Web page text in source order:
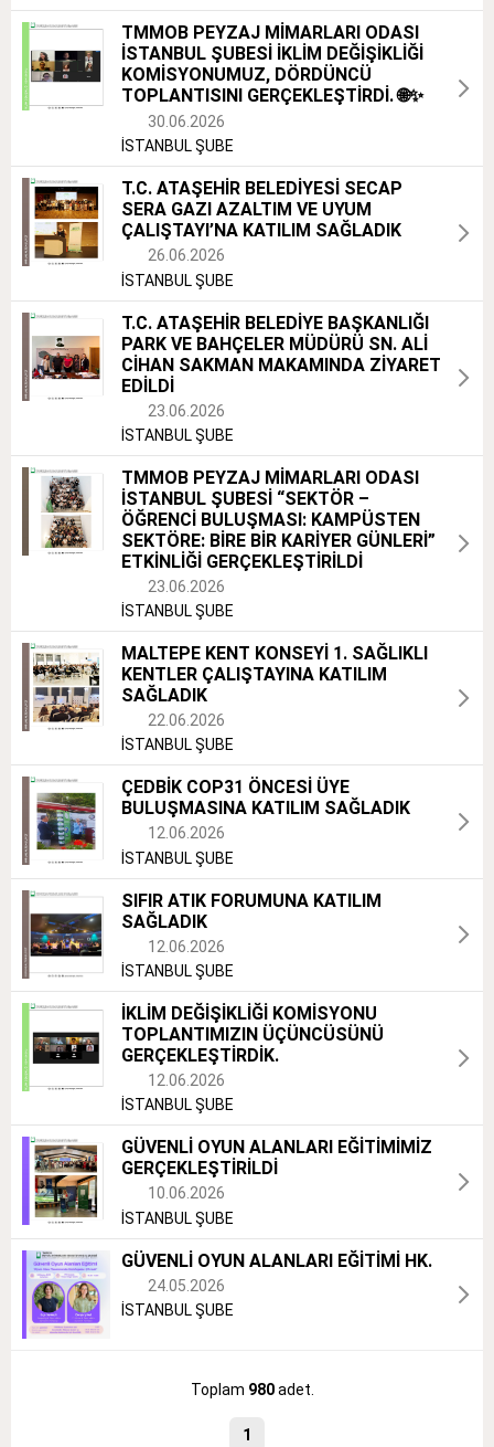
TMMOB PEYZAJ MİMARLARI ODASI
İSTANBUL ŞUBESİ İKLİM DEĞİŞİKLİĞİ
KOMİSYONUMUZ, DÖRDÜNCÜ
TOPLANTISINI GERÇEKLEŞTİRDİ. 🌐✨
30.06.2026
İSTANBUL ŞUBE
T.C. ATAŞEHİR BELEDİYESİ SECAP
SERA GAZI AZALTIM VE UYUM
ÇALIŞTAYI’NA KATILIM SAĞLADIK
26.06.2026
İSTANBUL ŞUBE
T.C. ATAŞEHİR BELEDİYE BAŞKANLIĞI
PARK VE BAHÇELER MÜDÜRÜ SN. ALİ
CİHAN SAKMAN MAKAMINDA ZİYARET
EDİLDİ
23.06.2026
İSTANBUL ŞUBE
TMMOB PEYZAJ MİMARLARI ODASI
İSTANBUL ŞUBESİ “SEKTÖR –
ÖĞRENCİ BULUŞMASI: KAMPÜSTEN
SEKTÖRE: BİRE BİR KARİYER GÜNLERİ”
ETKİNLİĞİ GERÇEKLEŞTİRİLDİ
23.06.2026
İSTANBUL ŞUBE
MALTEPE KENT KONSEYİ 1. SAĞLIKLI
KENTLER ÇALIŞTAYINA KATILIM
SAĞLADIK
22.06.2026
İSTANBUL ŞUBE
ÇEDBİK COP31 ÖNCESİ ÜYE
BULUŞMASINA KATILIM SAĞLADIK
12.06.2026
İSTANBUL ŞUBE
SIFIR ATIK FORUMUNA KATILIM
SAĞLADIK
12.06.2026
İSTANBUL ŞUBE
İKLİM DEĞİŞİKLİĞİ KOMİSYONU
TOPLANTIMIZIN ÜÇÜNCÜSÜNÜ
GERÇEKLEŞTİRDİK.
12.06.2026
İSTANBUL ŞUBE
GÜVENLİ OYUN ALANLARI EĞİTİMİMİZ
GERÇEKLEŞTİRİLDİ
10.06.2026
İSTANBUL ŞUBE
GÜVENLİ OYUN ALANLARI EĞİTİMİ HK.
24.05.2026
İSTANBUL ŞUBE
Toplam 980adet.
1